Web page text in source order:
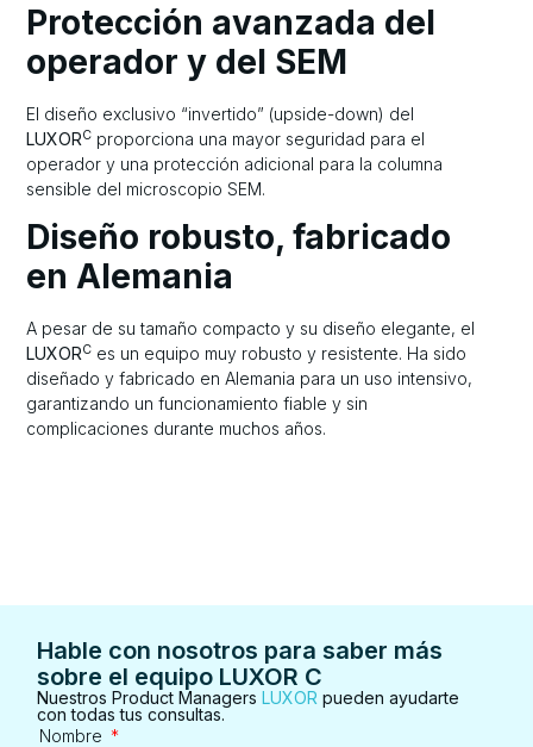
Protección avanzada del
operador y del SEM
El diseño exclusivo “invertido” (upside-down) del
LUXORC proporciona una mayor seguridad para el
operador y una protección adicional para la columna
sensible del microscopio SEM.
Diseño robusto, fabricado
en Alemania
A pesar de su tamaño compacto y su diseño elegante, el
LUXORC es un equipo muy robusto y resistente. Ha sido
diseñado y fabricado en Alemania para un uso intensivo,
garantizando un funcionamiento fiable y sin
complicaciones durante muchos años.
Hable con nosotros para saber más
sobre el equipo LUXOR C
Nuestros Product ManagersLUXOR pueden ayudarte
con todas tus consultas.
Nombre